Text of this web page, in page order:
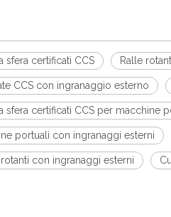
sfera certificati CCS Ralle
CCS con ingranaggio esterno
sfera certificati CCS per macchine
portuali con ingranaggi esterni
con ingranaggi esterni